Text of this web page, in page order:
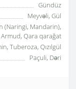
Gündüz
Meyvəli, Gül
(Naringi, Mandarin),
Armud, Qara qarağat
Tuberoza, Qızılgül
Paçuli, Dəri